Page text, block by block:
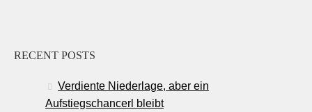
RECENT POSTS
Verdiente Niederlage, aber ein
Aufstiegschancerl bleibt